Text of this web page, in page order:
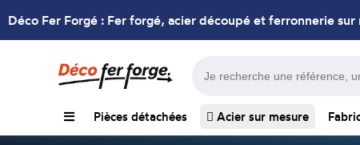
Déco Fer Forgé : Fer forgé, acier découpé et ferronnerie sur
Pièces détachées Acier sur mesure